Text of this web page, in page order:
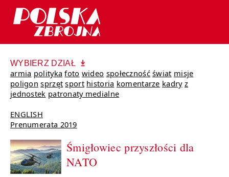
WYBIERZ DZIAŁ
armia polityka foto wideo społeczność świat misje
poligon sprzęt sport historia komentarze kadry z
jednostek patronaty medialne
ENGLISH
Prenumerata 2019
Śmigłowiec przyszłości dla
NATO